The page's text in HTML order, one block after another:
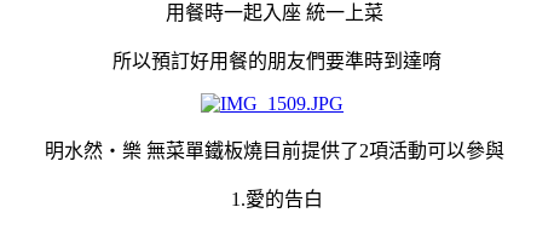
用餐時一起入座 統一上菜
所以預訂好用餐的朋友們要準時到達唷
明水然・樂 無菜單鐵板燒目前提供了2項活動可以參與
1.愛的告白